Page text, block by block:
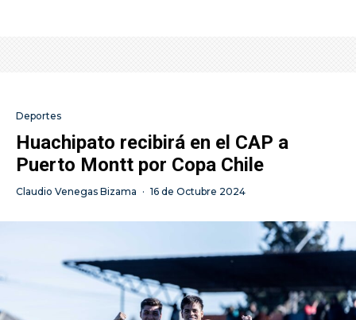
Deportes
Huachipato recibirá en el CAP a
Puerto Montt por Copa Chile
Claudio Venegas Bizama · 16 de Octubre 2024